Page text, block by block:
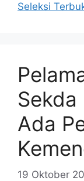
Seleksi
Sekda
Ada
19 Oktober